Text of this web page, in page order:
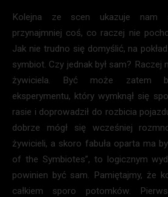
Kolejna ze scen ukazuje nam
przynajmniej coś, co raczej nie
Jak nie trudno się domyślić, na
symbiot. Czy jednak był sam? Raczej
żywiciela. Być może zatem
eksperymentu, który wymknął się
rasie i doprowadził do rozbicia
dobrze mógł się wcześniej
żywicieli, a skoro fabuła oparta ma
of the Symbiotes”, to logicznym
powinien być sam. Pamiętajmy, że
całkiem sporo potomków.